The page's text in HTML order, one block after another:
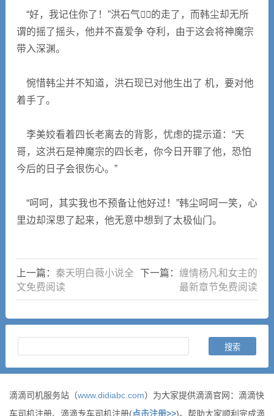
“好，我记住你了！”洪石气的走了，而韩尘却无所
谓的摇了摇头，他并不喜爱争 夺利，由于这会将神魔宗
带入深渊。
惋惜韩尘并不知道，洪石现已对他生出了 机，要对他
着手了。
李美姣看着四长老离去的背影，忧虑的提示道：“天
哥，这洪石是神魔宗的四长老，你今日开罪了他，恐怕
今后的日子会很伤心。”
“呵呵，其实我也不预备让他好过！”韩尘呵呵一笑，心
里边却深思了起来，他无意中想到了太极仙门。
上一篇： 秦天明白薇小说全
文免费阅读
下一篇：缠情杨凡和女主的
最新章节免费阅读
滴滴司机服务站（www.didiabc.com）为大家提供滴滴官网：滴滴快
车司机注册、滴滴专车司机注册(点击注册>>)。帮助大家顺利完成滴